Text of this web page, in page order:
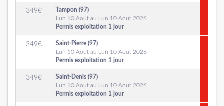
349€
Tampon (97)
Lun 10 Aout au Lun 10 Aout 2026
Permis exploitation 1 jour
349€
Saint-Pierre (97)
Lun 10 Aout au Lun 10 Aout 2026
Permis exploitation 1 jour
349€
Saint-Denis (97)
Lun 10 Aout au Lun 10 Aout 2026
Permis exploitation 1 jour